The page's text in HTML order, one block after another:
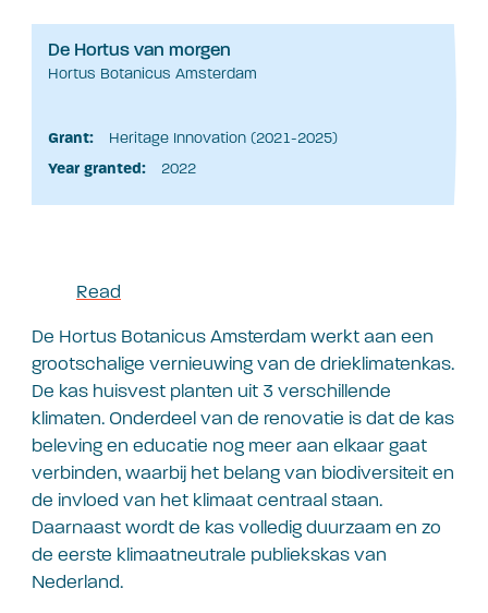
De Hortus van morgen
Hortus Botanicus Amsterdam
Grant:
Heritage Innovation (2021-2025)
Year granted:
2022
Read
De Hortus Botanicus Amsterdam werkt aan een
grootschalige vernieuwing van de drieklimatenkas.
De kas huisvest planten uit 3 verschillende
klimaten. Onderdeel van de renovatie is dat de kas
beleving en educatie nog meer aan elkaar gaat
verbinden, waarbij het belang van biodiversiteit en
de invloed van het klimaat centraal staan.
Daarnaast wordt de kas volledig duurzaam en zo
de eerste klimaatneutrale publiekskas van
Nederland.